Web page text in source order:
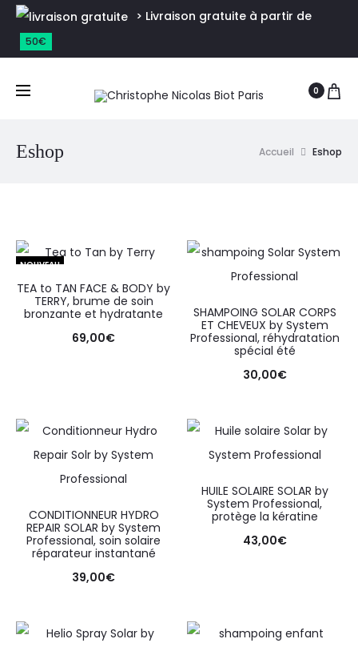
> Livraison gratuite à partir de
50€
0
Eshop Accueil Eshop
NOUVEAU
TEA to TAN FACE & BODY by
TERRY, brume de soin
bronzante et hydratante
69,00€
SHAMPOING SOLAR CORPS
ET CHEVEUX by System
Professional, réhydratation
spécial été
30,00€
CONDITIONNEUR HYDRO
REPAIR SOLAR by System
Professional, soin solaire
réparateur instantané
39,00€
HUILE SOLAIRE SOLAR by
System Professional,
protège la kératine
43,00€